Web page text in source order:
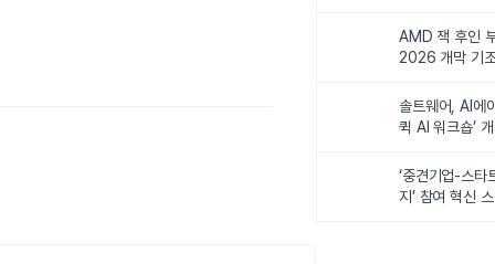
AMD 잭 후인
2026 개막 기
솔트웨어, AI에
퀵 AI 워크숍’
‘중견기업-스타
지’ 참여 혁신